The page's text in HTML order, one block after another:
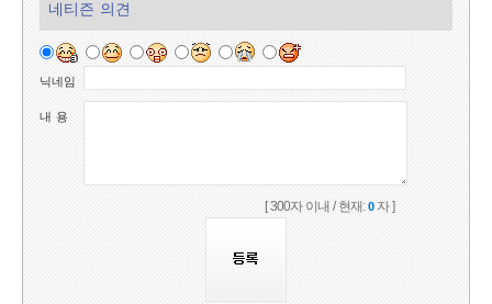
네티즌 의견
닉네임
내 용
[ 300자 이내 / 현재:0자 ]